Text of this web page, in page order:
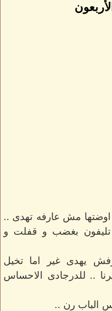
مش عارفه تهدى ..
بغضب و قفلت و
يهدى غير اما تخيل
.. للدرجادى الاحساس
الباب رن ..